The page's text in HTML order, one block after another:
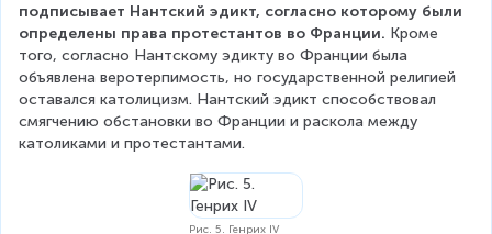
подписывает Нантский эдикт, согласно которому были
определены права протестантов во Франции. Кроме
того, согласно Нантскому эдикту во Франции была
объявлена веротерпимость, но государственной религией
оставался католицизм. Нантский эдикт способствовал
смягчению обстановки во Франции и раскола между
католиками и протестантами.
Рис. 5. Генрих IV